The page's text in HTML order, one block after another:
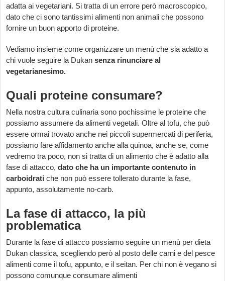
adatta ai vegetariani. Si tratta di un errore però macroscopico,
dato che ci sono tantissimi alimenti non animali che possono
fornire un buon apporto di proteine.
Vediamo insieme come organizzare un menù che sia adatto a
chi vuole seguire la Dukansenza rinunciare al
vegetarianesimo.
Quali proteine consumare?
Nella nostra cultura culinaria sono pochissime le proteine che
possiamo assumere da alimenti vegetali. Oltre al tofu, che può
essere ormai trovato anche nei piccoli supermercati di periferia,
possiamo fare affidamento anche alla quinoa, anche se, come
vedremo tra poco, non si tratta di un alimento che è adatto alla
fase di attacco,dato che ha un importante contenuto in
carboidrati che non può essere tollerato durante la fase,
appunto, assolutamente no-carb.
La fase di attacco, la più
problematica
Durante la fase di attacco possiamo seguire un menù per dieta
Dukan classica, scegliendo però al posto delle carni e del pesce
alimenti come il tofu, appunto, e il seitan. Per chi non è vegano si
possono comunque consumare alimenti